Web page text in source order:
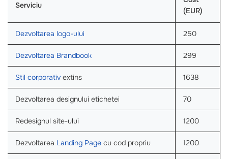
Serviciu
(EUR)
Dezvoltarea logo-ului 250
Dezvoltarea Brandbook 299
Stil corporativ extins 1638
Dezvoltarea designului etichetei 70
Redesignul site-ului 1200
Dezvoltarea Landing Page cu cod propriu 1200